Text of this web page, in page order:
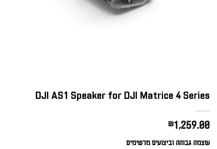
DJI AS1 Speaker for DJI Matrice 4 Series
₪1,259.00
עוצמה גבוהה וביצועים מרשימים